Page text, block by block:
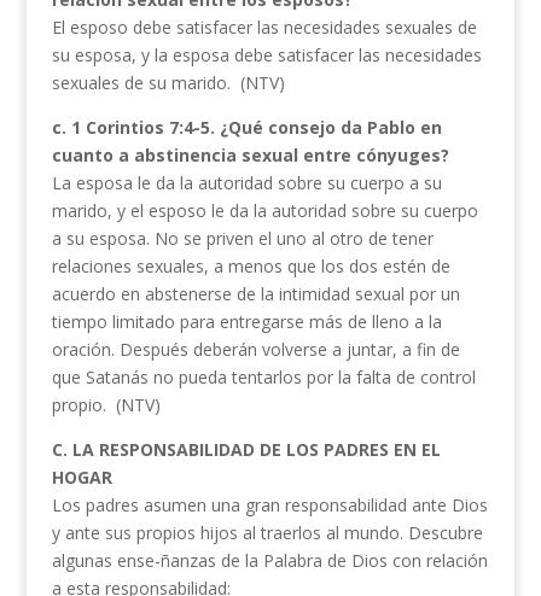
El esposo debe satisfacer las necesidades sexuales de
su esposa, y la esposa debe satisfacer las necesidades
sexuales de su marido. (NTV)
c. 1 Corintios 7:4-5. ¿Qué consejo da Pablo en
cuanto a abstinencia sexual entre cónyuges?
La esposa le da la autoridad sobre su cuerpo a su
marido, y el esposo le da la autoridad sobre su cuerpo
a su esposa. No se priven el uno al otro de tener
relaciones sexuales, a menos que los dos estén de
acuerdo en abstenerse de la intimidad sexual por un
tiempo limitado para entregarse más de lleno a la
oración. Después deberán volverse a juntar, a fin de
que Satanás no pueda tentarlos por la falta de control
propio. (NTV)
C. LA RESPONSABILIDAD DE LOS PADRES EN EL
HOGAR
Los padres asumen una gran responsabilidad ante Dios
y ante sus propios hijos al traerlos al mundo. Descubre
algunas ense-ñanzas de la Palabra de Dios con relación
a esta responsabilidad: